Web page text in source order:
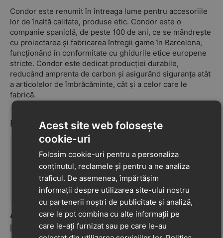
Condor este renumit în întreaga lume pentru accesoriile
lor de înaltă calitate, produse etic. Condor este o
companie spaniolă, de peste 100 de ani, ce se mândrește
cu proiectarea și fabricarea întregii game în Barcelona,
funcționând în conformitate cu ghidurile etice europene
stricte. Condor este dedicat producției durabile,
reducând amprenta de carbon și asigurând siguranța atât
a articolelor de îmbrăcăminte, cât și a celor care le
fabrică.
Recenzii
Nu au fost găsite recenzii
Adaugă o recenzie la acest produs
Împărtășiți-vă opiniile despre acest produs cu alți clienți
Acest site web folosește
cookie-uri
Folosim cookie-uri pentru a personaliza
conținutul, reclamele și pentru a ne analiza
traficul. De asemenea, împărtășim
informații despre utilizarea site-ului nostru
cu partenerii noștri de publicitate și analiză,
care le pot combina cu alte informații pe
care le-ați furnizat sau pe care le-au